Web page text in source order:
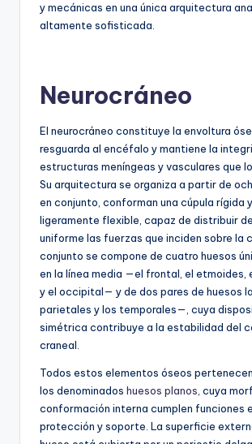
y mecánicas en una única arquitectura
altamente sofisticada.
Neurocráneo
El neurocráneo constituye la envoltura
resguarda al encéfalo y mantiene la
estructuras meníngeas y vasculares que
Su arquitectura se organiza a partir de
en conjunto, conforman una cúpula rígida
ligeramente flexible, capaz de distribuir
uniforme las fuerzas que inciden sobre la
conjunto se compone de cuatro huesos
en la línea media —el frontal, el etmoides,
y el occipital— y de dos pares de huesos
parietales y los temporales—, cuya
simétrica contribuye a la estabilidad del
craneal.
Todos estos elementos óseos
los denominados huesos planos, cuya
conformación interna cumplen funciones
protección y soporte. La superficie